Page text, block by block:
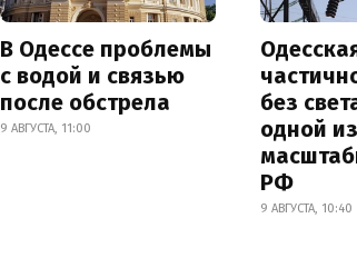
В Одессе проблемы
с водой и связью
после обстрела
9 АВГУСТА, 11:00
без
одной
РФ
9 АВГУСТА, 10:40